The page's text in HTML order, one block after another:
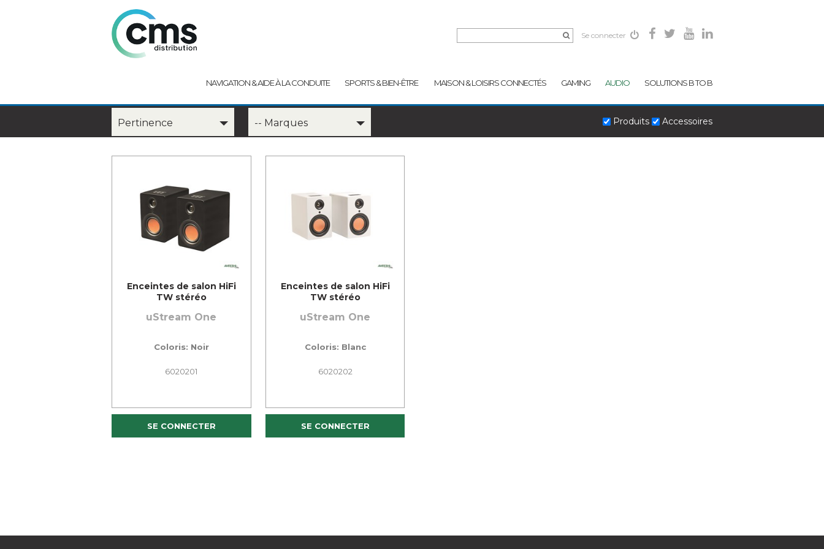
Se connecter
NAVIGATION & AIDE À LA CONDUITE SPORTS & BIEN-ÊTRE MAISON & LOISIRS CONNECTÉS GAMING AUDIO SOLUTIONS B TO B
Pertinence -- Marques Produits Accessoires
Enceintes de salon HiFi
TW stéréo
uStream One
Coloris: Noir
6020201
SE CONNECTER
Enceintes de salon HiFi
TW stéréo
uStream One
Coloris: Blanc
6020202
SE CONNECTER